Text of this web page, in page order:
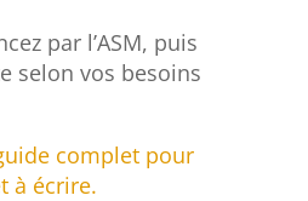
par l’ASM, puis
selon vos besoins
complet pour
à écrire.